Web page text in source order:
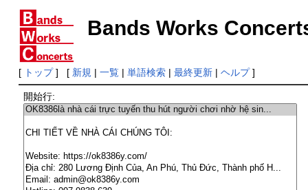
Bands Works
[ トップ] [ 新規 | 一覧| 単語検索| 最終更新| ヘルプ]
開始行: